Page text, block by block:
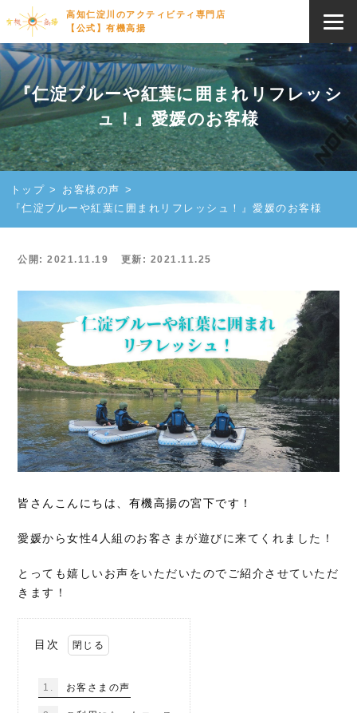
高知仁淀川のアクティビティ専門店
【公式】有機高揚
『仁淀ブルーや紅葉に囲まれリフレッシ
ュ！』愛媛のお客様
トップ
お客様の声
『仁淀ブルーや紅葉に囲まれリフレッシュ！』愛媛のお客様
公開: 2021.11.19 更新: 2021.11.25
皆さんこんにちは、有機高揚の宮下です！
愛媛から女性4人組のお客さまが遊びに来てくれました！
とっても嬉しいお声をいただいたのでご紹介させていただ
きます！
目次
1. お客さまの声